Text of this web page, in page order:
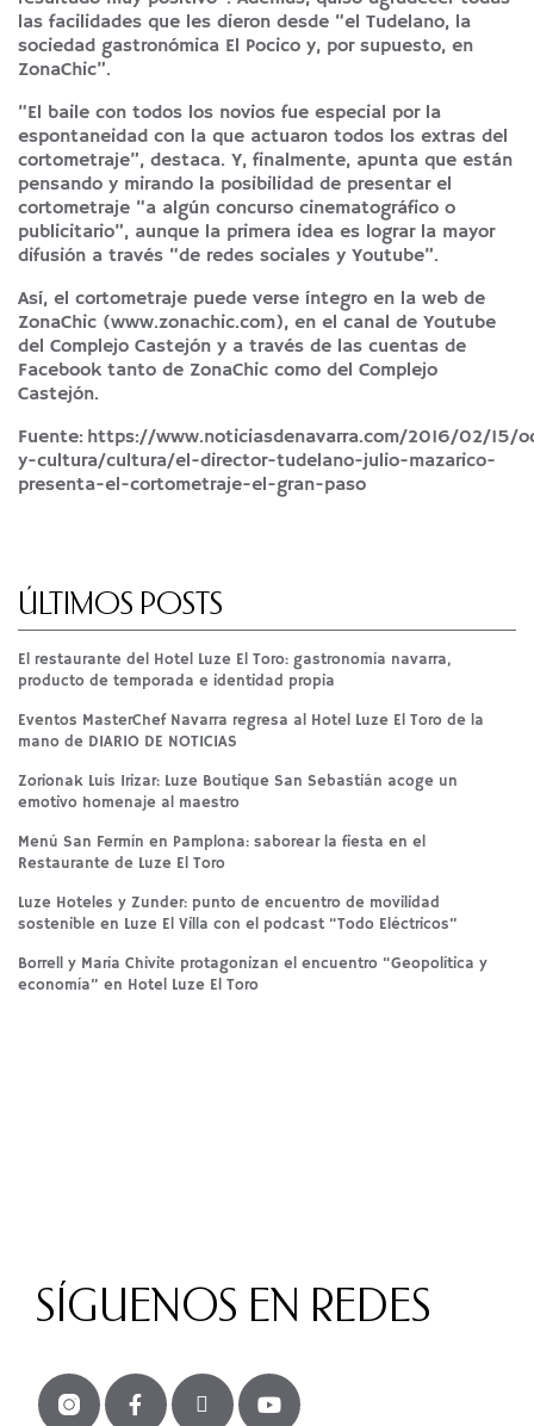
las facilidades que les dieron desde “el Tudelano, la
sociedad gastronómica El Pocico y, por supuesto, en
ZonaChic”.
“El baile con todos los novios fue especial por la
espontaneidad con la que actuaron todos los extras del
cortometraje”, destaca. Y, finalmente, apunta que están
pensando y mirando la posibilidad de presentar el
cortometraje “a algún concurso cinematográfico o
publicitario”, aunque la primera idea es lograr la mayor
difusión a través “de redes sociales y Youtube”.
Así, el cortometraje puede verse íntegro en la web de
ZonaChic (www.zonachic.com), en el canal de Youtube
del Complejo Castejón y a través de las cuentas de
Facebook tanto de ZonaChic como del Complejo
Castejón.
Fuente: https://www.noticiasdenavarra.com/2016/02/15/
y-cultura/cultura/el-director-tudelano-julio-mazarico-
presenta-el-cortometraje-el-gran-paso
ÚLTIMOS POSTS
El restaurante del Hotel Luze El Toro: gastronomía navarra,
producto de temporada e identidad propia
Eventos MasterChef Navarra regresa al Hotel Luze El Toro de la
mano de DIARIO DE NOTICIAS
Zorionak Luis Irizar: Luze Boutique San Sebastián acoge un
emotivo homenaje al maestro
Menú San Fermín en Pamplona: saborear la fiesta en el
Restaurante de Luze El Toro
Luze Hoteles y Zunder: punto de encuentro de movilidad
sostenible en Luze El Villa con el podcast “Todo Eléctricos”
Borrell y María Chivite protagonizan el encuentro “Geopolítica y
economía” en Hotel Luze El Toro
SÍGUENOS EN REDES